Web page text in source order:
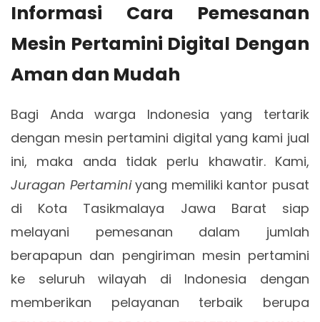
Informasi Cara Pemesanan
Mesin Pertamini Digital Dengan
Aman dan Mudah
Bagi Anda warga Indonesia yang tertarik
dengan mesin pertamini digital yang kami jual
ini, maka anda tidak perlu khawatir. Kami,
Juragan Pertaminiyang memiliki kantor pusat
di Kota Tasikmalaya Jawa Barat siap
melayani pemesanan dalam jumlah
berapapun dan pengiriman mesin pertamini
ke seluruh wilayah di Indonesia dengan
memberikan pelayanan terbaik berupa